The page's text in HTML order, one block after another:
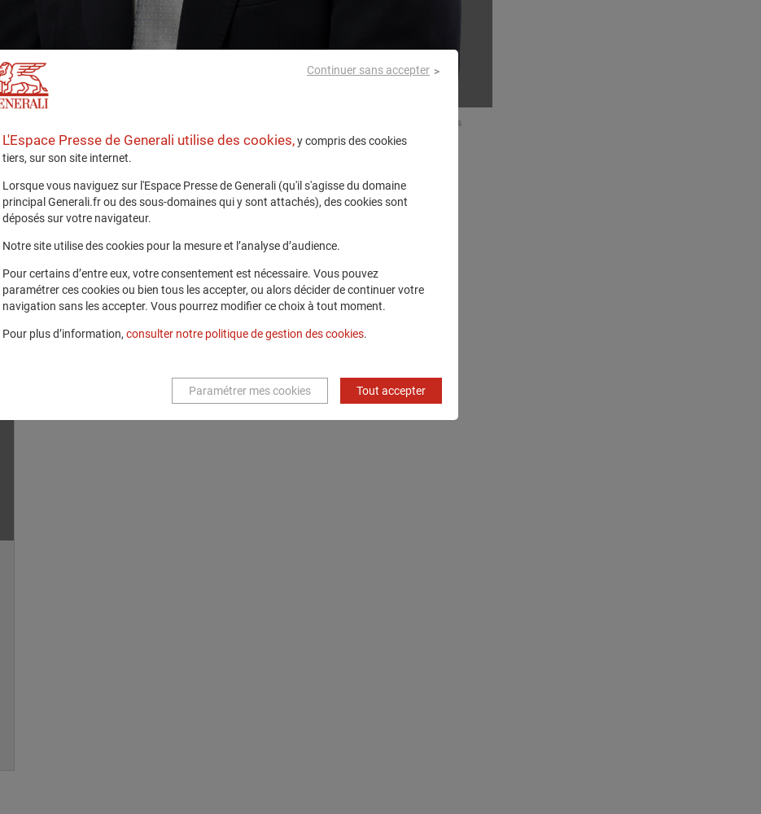
Tous droits réservés
L'Espace Presse de Generali utilise des cookies,y compris des cookies
tiers, sur son site internet.
Lorsque vous naviguez sur l'Espace Presse de Generali (qu'il s'agisse du domaine
principal Generali.fr ou des sous-domaines qui y sont attachés), des cookies sont
déposés sur votre navigateur.
Notre site utilise des cookies pour la mesure et l’analyse d’audience.
Pour certains d’entre eux, votre consentement est nécessaire. Vous pouvez
paramétrer ces cookies ou bien tous les accepter, ou alors décider de continuer votre
navigation sans les accepter. Vous pourrez modifier ce choix à tout moment.
Pour plus d’information, consulter notre politique de gestion des cookies.
Tout accepter
Continuer sans accepter
Paramétrer mes cookies